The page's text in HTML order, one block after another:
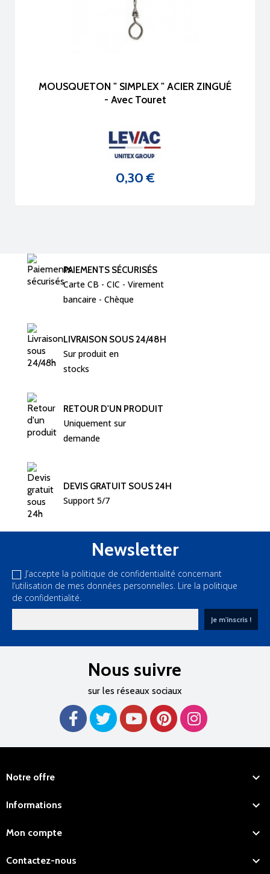
MOUSQUETON " SIMPLEX " ACIER ZINGUÉ
- Avec Touret
Prix
0,30 €
PAIEMENTS SÉCURISÉS
Carte CB - CIC - Virement
bancaire - Chèque
LIVRAISON SOUS 24/48H
Sur produit en
stocks
RETOUR D'UN PRODUIT
Uniquement sur
demande
DEVIS GRATUIT SOUS 24H
Support 5/7
Newsletter
J’accepte la politique de confidentialité concernant
l’utilisation de mes données personnelles. Lire la politique
de confidentialité.
Nous suivre
sur les réseaux sociaux
Notre offre 
Informations 
Mon compte 
Contactez-nous 